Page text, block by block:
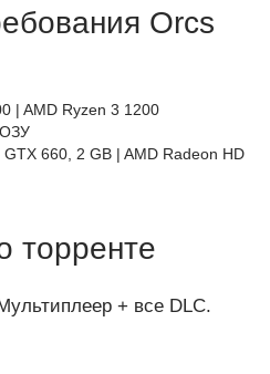
Orcs
| AMD Ryzen 3 1200
660, 2 GB | AMD Radeon HD
торренте
+ все DLC.